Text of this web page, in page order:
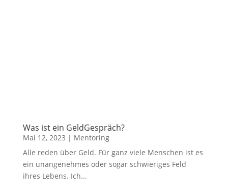
Was ist ein GeldGespräch?
Mai 12, 2023 | Mentoring
Alle reden über Geld. Für ganz viele Menschen ist es
ein unangenehmes oder sogar schwieriges Feld
ihres Lebens. Ich...